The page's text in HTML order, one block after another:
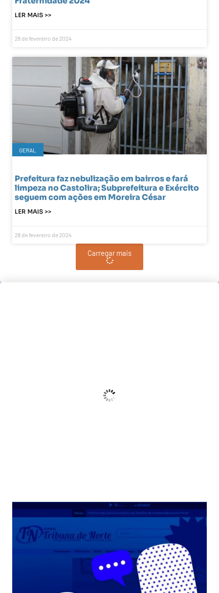
LER MAIS >>
28 de fevereiro de 2024
GERAL
Prefeitura faz nebulização em bairros e fará
limpeza no Castolira; Subprefeitura e Exército
seguem com ações em Moreira César
LER MAIS >>
28 de fevereiro de 2024
Carregar mais
Wind Gust:10 Km/h